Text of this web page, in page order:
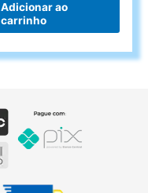
Adicionar ao
carrinho